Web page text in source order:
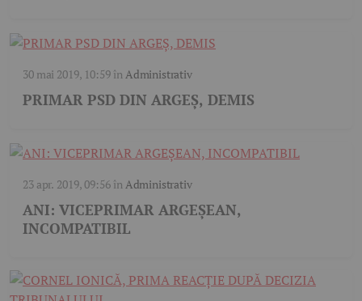
30 mai 2019, 10:59înAdministrativ
PRIMAR PSD DIN ARGEȘ, DEMIS
23 apr. 2019, 09:56înAdministrativ
ANI: VICEPRIMAR ARGEȘEAN,
INCOMPATIBIL